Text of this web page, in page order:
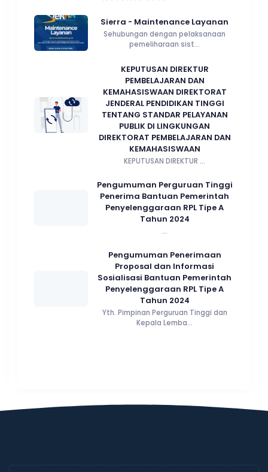
Sierra - Maintenance Layanan
Sehubungan dengan pelaksanaan
pemeliharaan sist...
KEPUTUSAN DIREKTUR
PEMBELAJARAN DAN
KEMAHASISWAAN DIREKTORAT
JENDERAL PENDIDIKAN TINGGI
TENTANG STANDAR PELAYANAN
PUBLIK DI LINGKUNGAN
DIREKTORAT PEMBELAJARAN DAN
KEMAHASISWAAN
KEPUTUSAN DIREKTUR ...
Pengumuman Perguruan Tinggi
Penerima Bantuan Pemerintah
Penyelenggaraan RPL Tipe A
Tahun 2024
...
Pengumuman Penerimaan
Proposal dan Informasi
Sosialisasi Bantuan Pemerintah
Penyelenggaraan RPL Tipe A
Tahun 2024
Yth. Pimpinan Perguruan Tinggi dan
Kepala Lemba...